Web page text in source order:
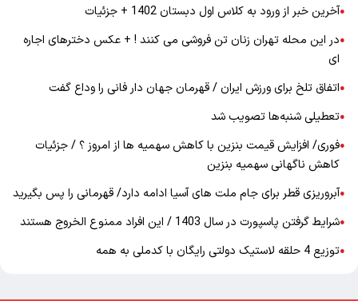
●آخرین خبر از ورود به کلاس اول دبستان 1402 + جزئیات
●در این محله تهران زنان تن فروشی می کنند ! + عکس دخترهای اجاره
ای
●اتفاق تلخ برای ورزش ایران / قهرمان جهان دار فانی را وداع گفت
●تعطیلی شنبه‌ها تصویب شد
●فوری/ افزایش قیمت بنزین با کاهش سهمیه ها از امروز ؟ / جزئیات
کاهش ناگهانی سهمیه بنزین
●آبروریزی قطر برای جام ملت های آسیا ادامه دارد/ قهرمانی را پس بگیرید
●شرایط گرفتن پاسپورت در سال 1403 / این افراد ممنوع الخروج هستند
●توزیع 4 حلقه لاستیک دولتی رایگان با کدملی به همه